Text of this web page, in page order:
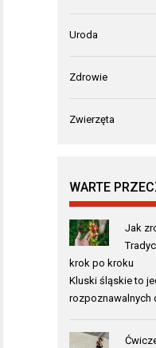
Uroda
Zdrowie
Zwierzęta
WARTE
Jak
krok po kroku
Kluski śląskie to
rozpoznawalnych